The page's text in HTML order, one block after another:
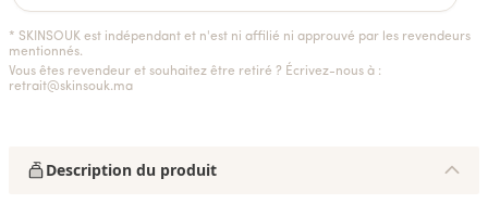
* SKINSOUK est indépendant et n'est ni affilié ni approuvé par les revendeurs
mentionnés.
Vous êtes revendeur et souhaitez être retiré ? Écrivez-nous à :
retrait@skinsouk.ma
Description du produit